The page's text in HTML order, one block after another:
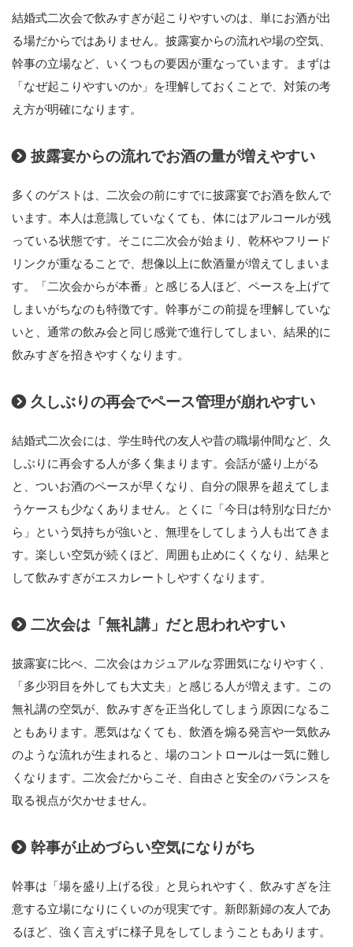
結婚式二次会で飲みすぎが起こりやすいのは、単にお酒が出
る場だからではありません。披露宴からの流れや場の空気、
幹事の立場など、いくつもの要因が重なっています。まずは
「なぜ起こりやすいのか」を理解しておくことで、対策の考
え方が明確になります。
披露宴からの流れでお酒の量が増えやすい
多くのゲストは、二次会の前にすでに披露宴でお酒を飲んで
います。本人は意識していなくても、体にはアルコールが残
っている状態です。そこに二次会が始まり、乾杯やフリード
リンクが重なることで、想像以上に飲酒量が増えてしまいま
す。「二次会からが本番」と感じる人ほど、ペースを上げて
しまいがちなのも特徴です。幹事がこの前提を理解していな
いと、通常の飲み会と同じ感覚で進行してしまい、結果的に
飲みすぎを招きやすくなります。
久しぶりの再会でペース管理が崩れやすい
結婚式二次会には、学生時代の友人や昔の職場仲間など、久
しぶりに再会する人が多く集まります。会話が盛り上がる
と、ついお酒のペースが早くなり、自分の限界を超えてしま
うケースも少なくありません。とくに「今日は特別な日だか
ら」という気持ちが強いと、無理をしてしまう人も出てきま
す。楽しい空気が続くほど、周囲も止めにくくなり、結果と
して飲みすぎがエスカレートしやすくなります。
二次会は「無礼講」だと思われやすい
披露宴に比べ、二次会はカジュアルな雰囲気になりやすく、
「多少羽目を外しても大丈夫」と感じる人が増えます。この
無礼講の空気が、飲みすぎを正当化してしまう原因になるこ
ともあります。悪気はなくても、飲酒を煽る発言や一気飲み
のような流れが生まれると、場のコントロールは一気に難し
くなります。二次会だからこそ、自由さと安全のバランスを
取る視点が欠かせません。
幹事が止めづらい空気になりがち
幹事は「場を盛り上げる役」と見られやすく、飲みすぎを注
意する立場になりにくいのが現実です。新郎新婦の友人であ
るほど、強く言えずに様子見をしてしまうこともあります。